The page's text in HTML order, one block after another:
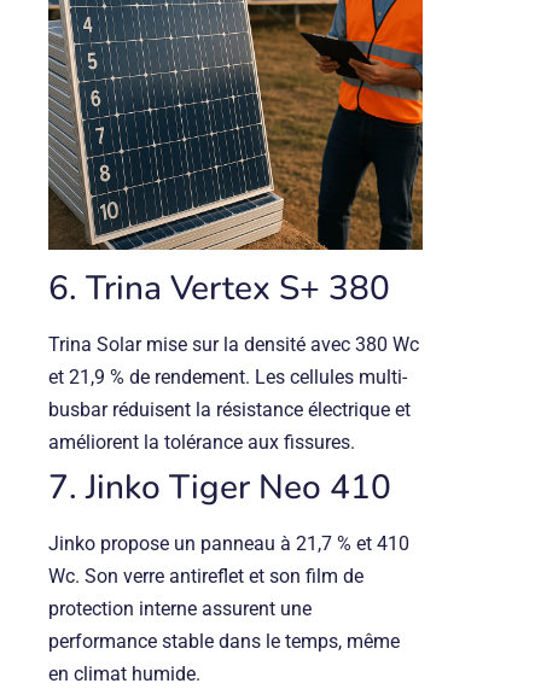
6. Trina Vertex S+ 380
Trina Solar mise sur la densité avec 380 Wc
et 21,9 % de rendement. Les cellules multi-
busbar réduisent la résistance électrique et
améliorent la tolérance aux fissures.
7. Jinko Tiger Neo 410
Jinko propose un panneau à 21,7 % et 410
Wc. Son verre antireflet et son film de
protection interne assurent une
performance stable dans le temps, même
en climat humide.